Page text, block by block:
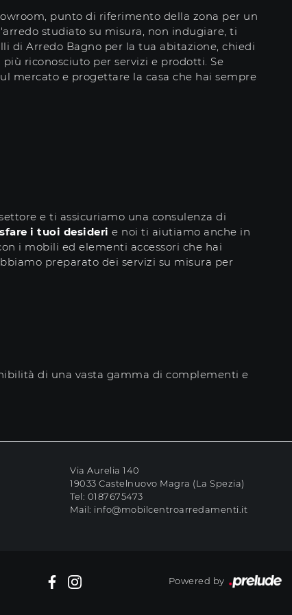
punto di riferimento della zona per un
studiato su misura, non indugiare, ti
di Arredo Bagno per la tua abitazione, chiedi
riconosciuto per servizi e prodotti. Se
mercato e progettare la casa che hai sempre
e ti assicuriamo una consulenza di
i tuoi desideri e noi ti aiutiamo anche in
i mobili ed elementi accessori che hai
preparato dei servizi su misura per
di una vasta gamma di complementi e
Via Aurelia 140
19033 Castelnuovo Magra (La Spezia)
Tel: 0187675473
Mail: info@mobilcentroarredamenti.it
Powered by